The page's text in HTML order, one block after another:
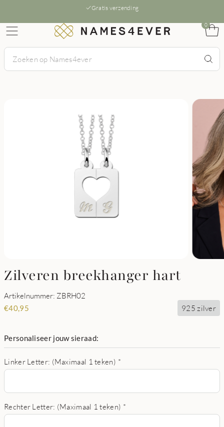
Gratis verzending
0
Zilveren breekhanger hart
Artikelnummer: ZBRH02
€40,95 925 zilver
Personaliseer jouw sieraad:
Linker Letter: (Maximaal 1 teken) *
Rechter Letter: (Maximaal 1 teken) *